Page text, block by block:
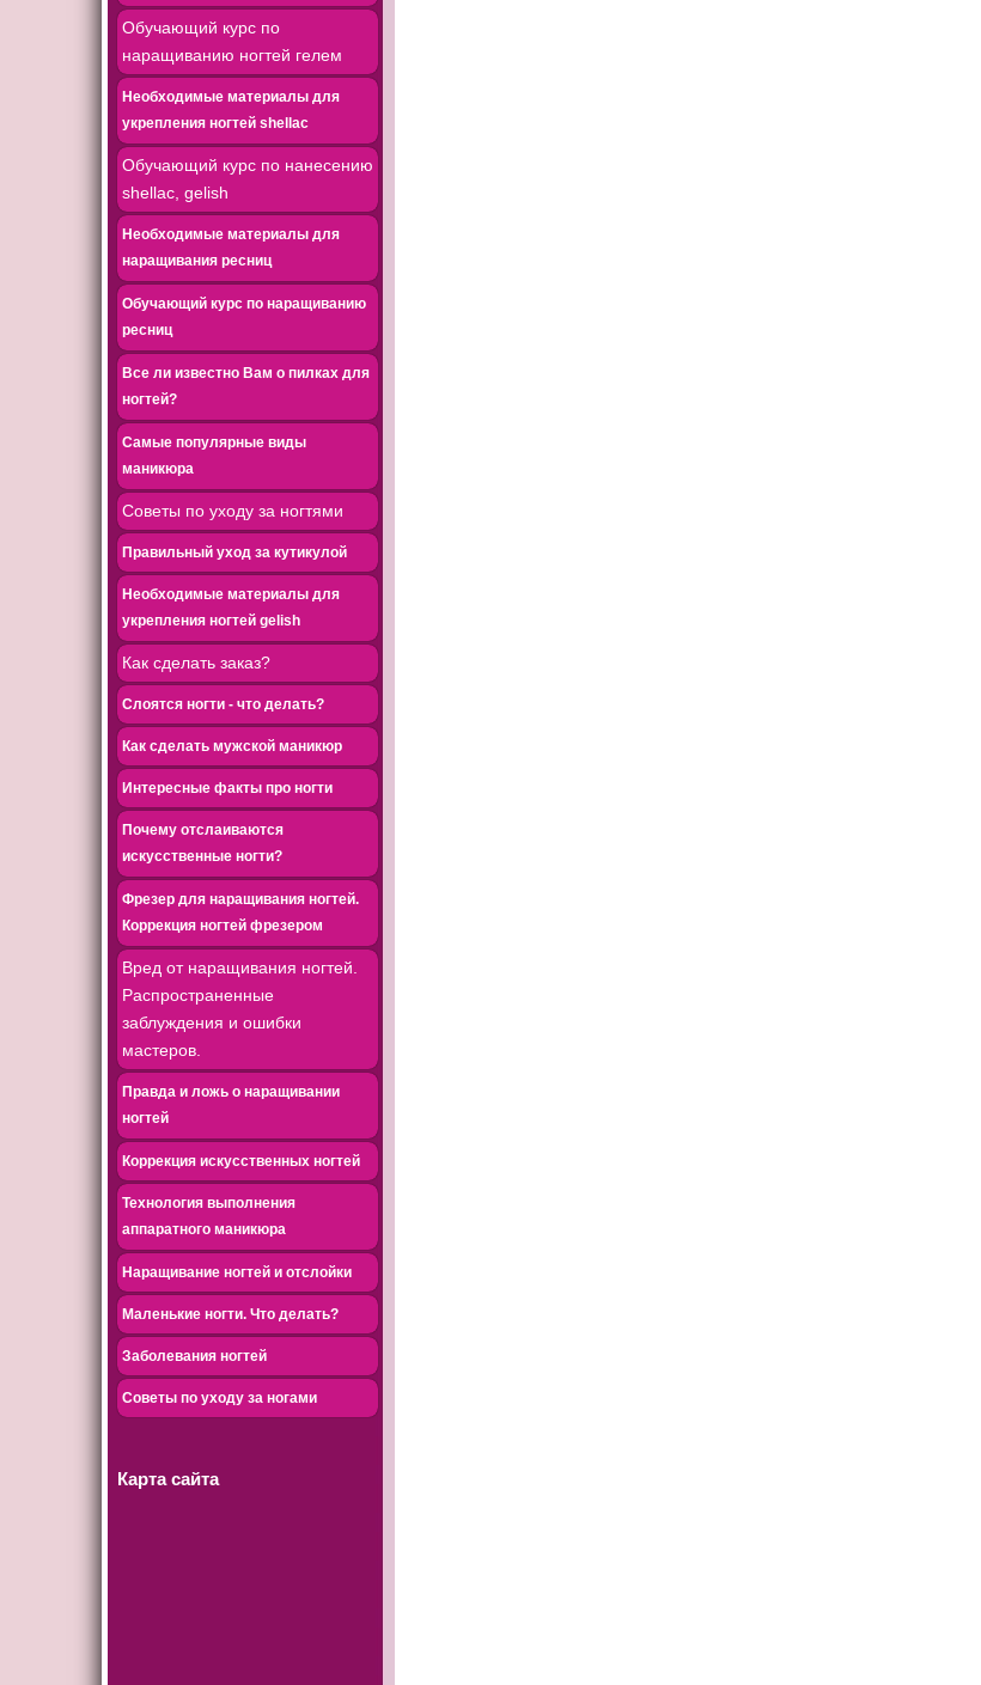
Обучающий курс по
наращиванию ногтей гелем
Необходимые материалы для
укрепления ногтей shellac
Обучающий курс по нанесению
shellac, gelish
Необходимые материалы для
наращивания ресниц
Обучающий курс по наращиванию
ресниц
Все ли известно Вам о пилках для
ногтей?
Самые популярные виды
маникюра
Советы по уходу за ногтями
Правильный уход за кутикулой
Необходимые материалы для
укрепления ногтей gelish
Как сделать заказ?
Слоятся ногти - что делать?
Как сделать мужской маникюр
Интересные факты про ногти
Почему отслаиваются
искусственные ногти?
Фрезер для наращивания ногтей.
Коррекция ногтей фрезером
Вред от наращивания ногтей.
Распространенные
заблуждения и ошибки
мастеров.
Правда и ложь о наращивании
ногтей
Коррекция искусственных ногтей
Технология выполнения
аппаратного маникюра
Наращивание ногтей и отслойки
Маленькие ногти. Что делать?
Заболевания ногтей
Советы по уходу за ногами
Карта сайта